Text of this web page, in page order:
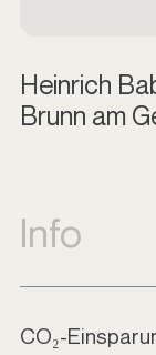
Heinrich
Brunn am
Info
CO₂-